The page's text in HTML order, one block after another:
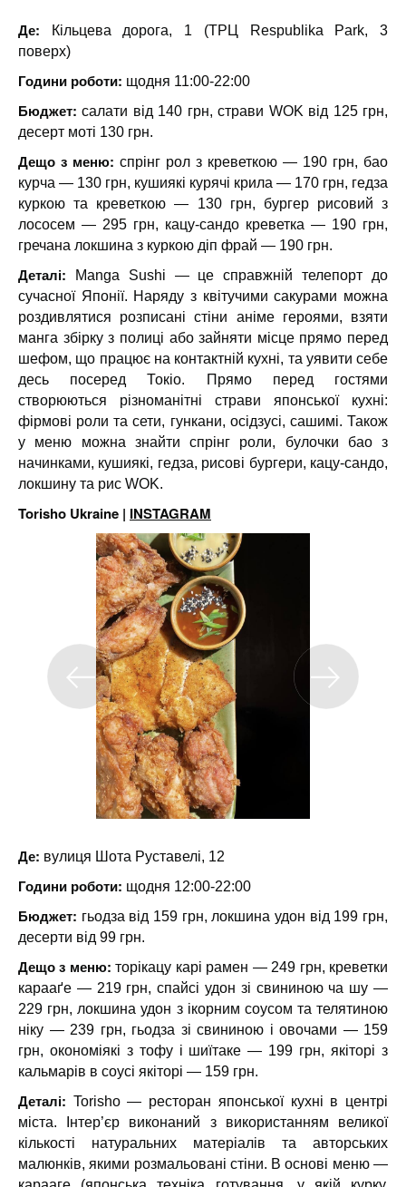
Де:
Кільцева дорога, 1 (ТРЦ Respublika Park, 3
поверх)
Години роботи: щодня 11:00-22:00
Бюджет: салати від 140 грн, страви WOK від 125 грн,
десерт моті 130 грн.
Дещо з меню: спрінг рол з креветкою — 190 грн, бао
курча — 130 грн, кушиякі курячі крила — 170 грн, гедза
куркою та креветкою — 130 грн, бургер рисовий з
лососем — 295 грн, кацу-сандо креветка — 190 грн,
гречана локшина з куркою діп фрай — 190 грн.
Деталі: Manga Sushi — це справжній телепорт до
сучасної Японії. Наряду з квітучими сакурами можна
роздивлятися розписані стіни аніме героями, взяти
манга збірку з полиці або зайняти місце прямо перед
шефом, що працює на контактній кухні, та уявити себе
десь посеред Токіо. Прямо перед гостями
створюються різноманітні страви японської кухні:
фірмові роли та сети, гункани, осідзусі, сашимі. Також
у меню можна знайти спрінг роли, булочки бао з
начинками, кушиякі, гедза, рисові бургери, кацу-сандо,
локшину та рис WOK.
Torisho Ukraine | INSTAGRAM
Де: вулиця Шота Руставелі, 12
Години роботи: щодня 12:00-22:00
Бюджет: гьодза від 159 грн, локшина удон від 199 грн,
десерти від 99 грн.
Дещо з меню: торікацу карі рамен — 249 грн, креветки
карааґе — 219 грн, спайсі удон зі свининою ча шу —
229 грн, локшина удон з ікорним соусом та телятиною
ніку — 239 грн, гьодза зі свининою і овочами — 159
грн, окономіякі з тофу і шиїтаке — 199 грн, якіторі з
кальмарів в соусі якіторі — 159 грн.
Деталі: Torisho — ресторан японської кухні в центрі
міста. Інтер’єр виконаний з використанням великої
кількості натуральних матеріалів та авторських
малюнків, якими розмальовані стіни. В основі меню —